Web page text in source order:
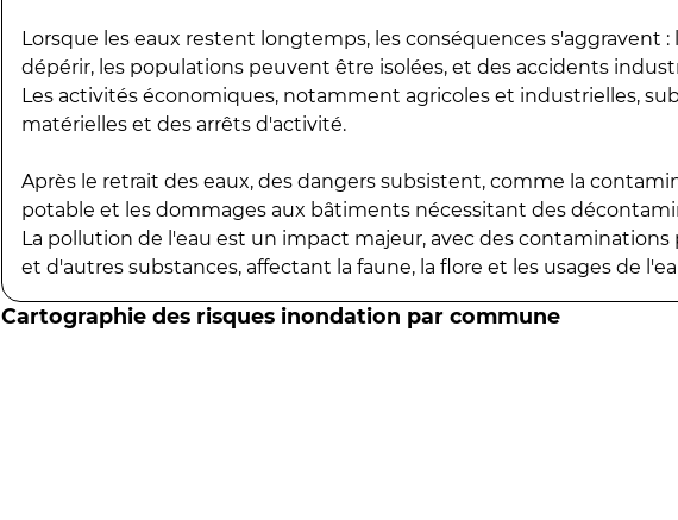
Lorsque les eaux restent longtemps, les conséquences s'aggravent
dépérir, les populations peuvent être isolées, et des accidents
Les activités économiques, notamment agricoles et industrielles,
matérielles et des arrêts d'activité.
Après le retrait des eaux, des dangers subsistent, comme la
potable et les dommages aux bâtiments nécessitant des
La pollution de l'eau est un impact majeur, avec des contaminations
et d'autres substances, affectant la faune, la flore et les usages de
Cartographie des risques inondation par commune